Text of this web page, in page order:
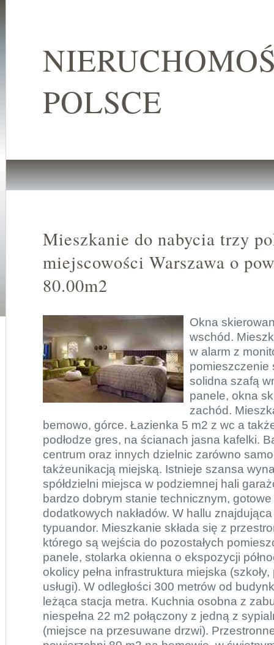
POLSCE
Mieszkanie do nabycia trzy
miejscowości Warszawa o
80.00m2
Okna
wschód.
w alarm z
pomieszczenie
solidna szafą
panele, okna
zachód.
bemowo, górce. Łazienka 5 m2 z wc a
podłodze gres, na ścianach jasna kafelki.
centrum oraz innych dzielnic zarówno
takżeunikacją miejską. Istnieje szansa
spółdzielni miejsca w podziemnej hali
bardzo dobrym stanie technicznym,
dodatkowych nakładów. W hallu
typuandor. Mieszkanie składa się z
którego są wejścia do pozostałych
panele, stolarka okienna o ekspozycji
okolicy pełna infrastruktura miejska
usługi). W odległości 300 metrów od
leżąca stacja metra. Kuchnia osobna z
niespełna 22 m2 połączony z jedną z
(miejsce na przesuwane drzwi).